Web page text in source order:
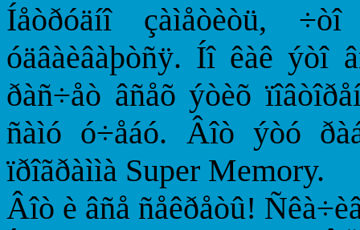
Íåòðóäíî çàìåòèòü,
óäâàèâàþòñÿ. Íî êàê ýòî
ðàñ÷åò âñåõ ýòèõ
ñàìó ó÷åáó. Âîò ýòó
ïðîãðàììà Super Memory.
Âîò è âñå ñåêðåòû!